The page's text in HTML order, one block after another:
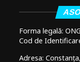
Forma legală:
Cod de
Adresa: